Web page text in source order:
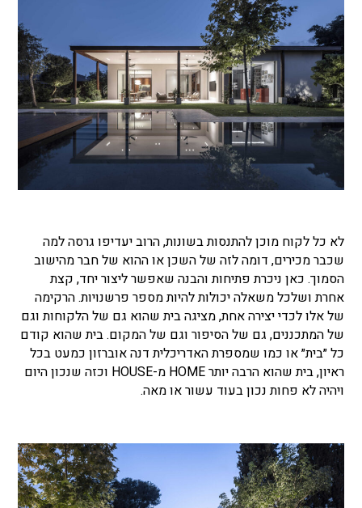
לא כל לקוח מוכן להתנסות בשונות, הרוב יעדיפו גרסה למה
שכבר מכירים, דומה לזה של השכן או ההוא של חבר מהישוב
הסמוך. כאן ניכרת פתיחות והבנה שאפשר ליצור יחד, קצת
אחרת ושלכל משאלה יכולות להיות מספר פרשנויות. הרקימה
של אלו לכדי יצירה אחת, מציגה בית שהוא גם של הלקוחות וגם
של המתכננים, גם של הסיפור וגם של המקום. בית שהוא קודם
כל ״בית״ או כמו שמספרת האדריכלית דנה אוברזון כמעט בכל
ראיון, בית שהוא הרבה יותר HOME מ-HOUSE וכזה שנכון היום
ויהיה לא פחות נכון בעוד עשור או מאה.